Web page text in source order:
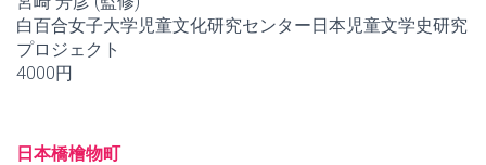
白百合女子大学児童文化研究センター日本児童文学史研究
プロジェクト
4000円
日本橋檜物町